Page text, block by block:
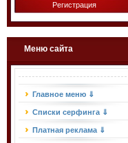
Регистрация
Меню сайта
Главное меню ⇓
Списки серфинга ⇓
Платная реклама ⇓